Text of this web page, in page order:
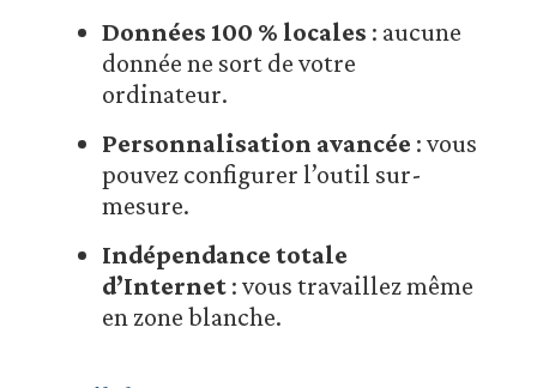
Données 100 % locales : aucune
donnée ne sort de votre
ordinateur.
Personnalisation avancée : vous
pouvez configurer l’outil sur-
mesure.
Indépendance totale
d’Internet: vous travaillez même
en zone blanche.